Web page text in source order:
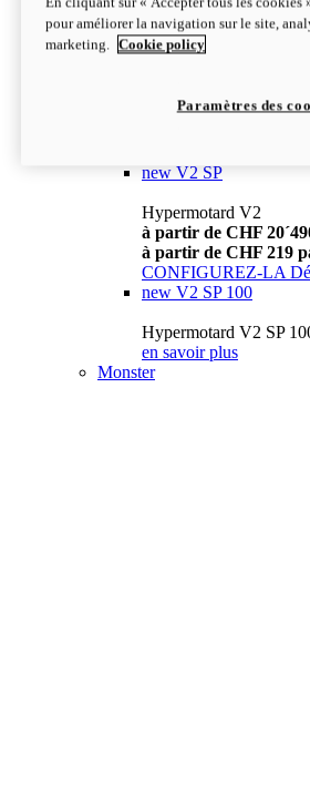
à partir de CHF
CONFIGUREZ-LA
newV2
à partir de CHF
à partir de CHF 169
new V2 SP
Hypermotard V2
à partir de CHF
à partir de CHF 219
CONFIGUREZ-LA
new V2 SP 100
Hypermotard V2 SP
en savoir plus
Monster
pour améliorer la navigation sur le site,
marketing.
Cookie policy
Paramètres des